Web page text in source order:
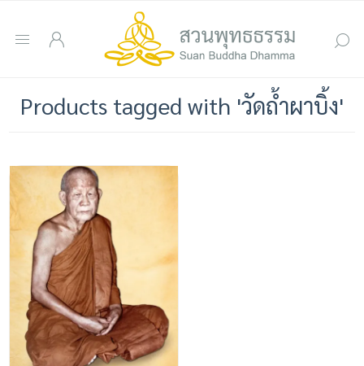
Products tagged with 'วัดถ้ำผาบิ้ง'